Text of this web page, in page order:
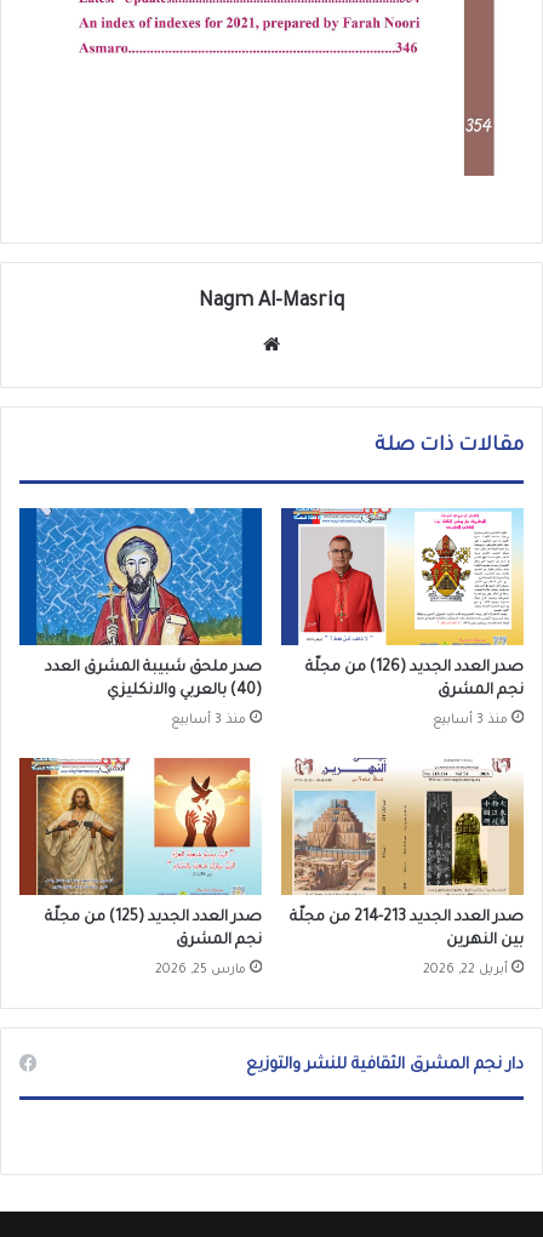
Nagm Al-Masriq
الوي
مقالات ذات صلة
صدر العدد الجديد (126) من مجلّة
نجم المشرق
منذ 3 أسابيع
صدر ملحق شبيبة المشرق العدد
(40) بالعربي والانكليزي
منذ 3 أسابيع
صدر العدد الجديد 213-214 من مجلّة
بين النهرين
أبريل 22, 2026
صدر العدد الجديد (125) من مجلّة
نجم المشرق
مارس 25, 2026
دار نجم المشرق الثقافية للنشر والتوزيع